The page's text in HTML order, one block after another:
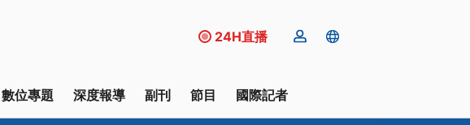
24H直播
數位專題 深度報導 副刊 節目 國際記者